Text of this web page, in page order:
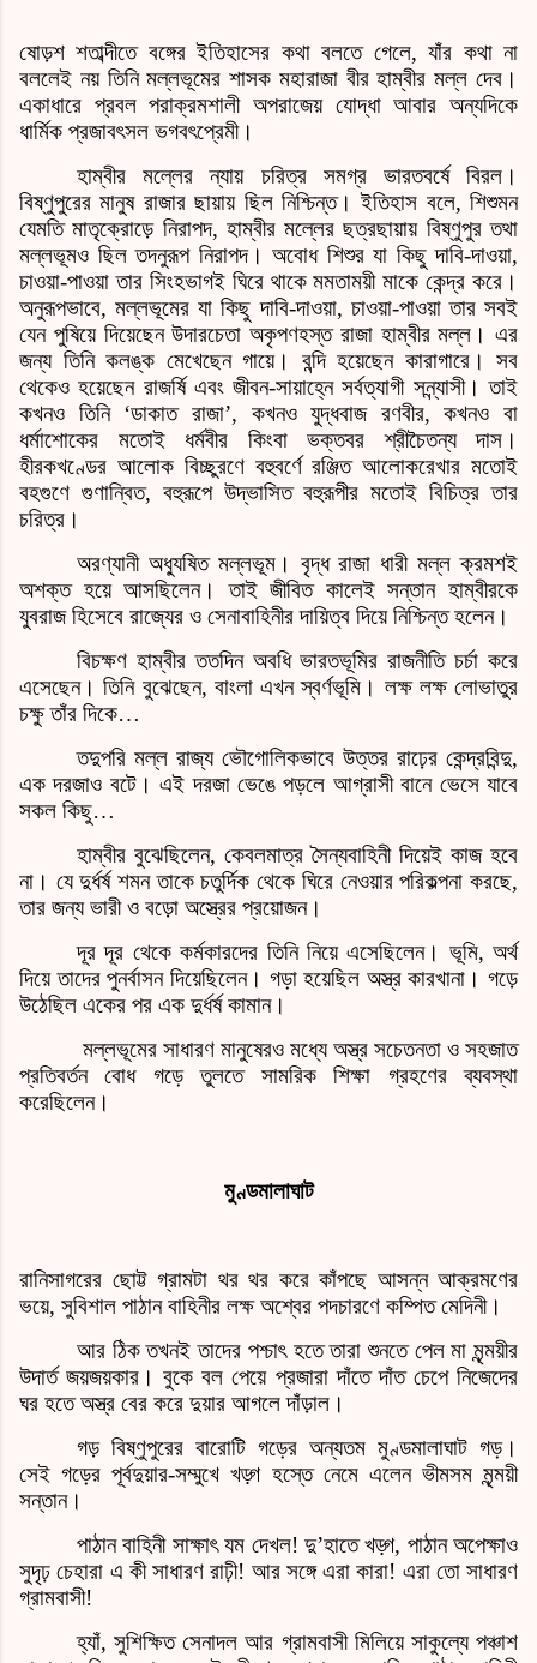
ষোড়শ শতাব্দীতে বঙ্গের ইতিহাসের কথা বলতে গেলে,যাঁর কথা না
বললেই নয় তিনি মল্লভূমের শাসক মহারাজা বীর হাম্বীর মল্ল দেব।
একাধারে প্রবল পরাক্রমশালী অপরাজেয় যোদ্ধা আবার অন্যদিকে
ধার্মিক প্রজাবৎসল ভগবৎপ্রেমী।
হাম্বীর মল্লের ন্যায় চরিত্র সমগ্র ভারতবর্ষে বিরল।
বিষ্ণুপুরের মানুষ রাজার ছায়ায় ছিল নিশ্চিন্ত। ইতিহাস বলে, শিশুমন
যেমতি মাতৃক্রোড়ে নিরাপদ, হাম্বীর মল্লের ছত্রছায়ায় বিষ্ণুপুর তথা
মল্লভূমও ছিল তদনুরূপ নিরাপদ। অবোধ শিশুর যা কিছু দাবি-দাওয়া,
চাওয়া-পাওয়া তার সিংহভাগই ঘিরে থাকে মমতাময়ী মাকে কেন্দ্র করে।
অনুরূপভাবে,মল্লভূমের যা কিছু দাবি-দাওয়া, চাওয়া-পাওয়া তার সবই
যেন পুষিয়ে দিয়েছেন উদারচেতা অকৃপণহস্ত রাজা হাম্বীর মল্ল। এর
জন্য তিনি কলঙ্ক মেখেছেন গায়ে। বন্দি হয়েছেন কারাগারে। সব
থেকেও হয়েছেন রাজর্ষি এবং জীবন-সায়াহ্নে সর্বত্যাগী সন্ন্যাসী। তাই
কখনও তিনি‘ডাকাত রাজা’, কখনও যুদ্ধবাজ রণবীর,কখনও বা
ধর্মাশোকের মতোই ধর্মবীর কিংবা ভক্তবর শ্রীচৈতন্য দাস।
হীরকখণ্ডের আলোক বিচ্ছুরণে বহুবর্ণে রঞ্জিত আলোকরেখার মতোই
বহগুণে গুণান্বিত, বহুরূপে উদ্ভাসিত বহুরূপীর মতোই বিচিত্র তার
চরিত্র।
অরণ্যানী অধ্যুষিত মল্লভূম। বৃদ্ধ রাজা ধারী মল্ল ক্রমশই
অশক্ত হয়ে আসছিলেন। তাই জীবিত কালেই সন্তান হাম্বীরকে
যুবরাজ হিসেবে রাজ্যের ও সেনাবাহিনীর দায়িত্ব দিয়ে নিশ্চিন্ত হলেন।
বিচক্ষণ হাম্বীর ততদিন অবধি ভারতভূমির রাজনীতি চর্চা করে
এসেছেন। তিনি বুঝেছেন, বাংলা এখন স্বর্ণভূমি। লক্ষ লক্ষ লোভাতুর
চক্ষু তাঁর দিকে…
তদুপরি মল্ল রাজ্য ভৌগোলিকভাবে উত্তর রাঢ়ের কেন্দ্রবিন্দু,
এক দরজাও বটে। এই দরজা ভেঙে পড়লে আগ্রাসী বানে ভেসে যাবে
সকল কিছু…
হাম্বীর বুঝেছিলেন, কেবলমাত্র সৈন্যবাহিনী দিয়েই কাজ হবে
না। যে দুর্ধর্ষ শমন তাকে চতুর্দিক থেকে ঘিরে নেওয়ার পরিকল্পনা করছে,
তার জন্য ভারী ও বড়ো অস্ত্রের প্রয়োজন।
দূর দূর থেকে কর্মকারদের তিনি নিয়ে এসেছিলেন। ভূমি, অর্থ
দিয়ে তাদের পুনর্বাসন দিয়েছিলেন। গড়া হয়েছিল অস্ত্র কারখানা। গড়ে
উঠেছিল একের পর এক দুর্ধর্ষ কামান।
মল্লভূমের সাধারণ মানুষেরও মধ্যে অস্ত্র সচেতনতা ও সহজাত
প্রতিবর্তন বোধ গড়ে তুলতে সামরিক শিক্ষা গ্রহণের ব্যবস্থা
করেছিলেন।
মুণ্ডমালাঘাট
রানিসাগরের ছোট্ট গ্রামটা থর থর করে কাঁপছে আসন্ন আক্রমণের
ভয়ে, সুবিশাল পাঠান বাহিনীর লক্ষ অশ্বের পদচারণে কম্পিত মেদিনী।
আর ঠিক তখনই তাদের পশ্চাৎ হতে তারা শুনতে পেল মা মৃন্ময়ীর
উদার্ত জয়জয়কার। বুকে বল পেয়ে প্রজারা দাঁতে দাঁত চেপে নিজেদের
ঘর হতে অস্ত্র বের করে দুয়ার আগলে দাঁড়াল।
গড় বিষ্ণুপুরের বারোটি গড়ের অন্যতম মুণ্ডমালাঘাট গড়।
সেই গড়ের পূর্বদুয়ার-সম্মুখে খড়্গ হস্তে নেমে এলেন ভীমসম মৃন্ময়ী
সন্তান।
পাঠান বাহিনী সাক্ষাৎ যম দেখল! দু’হাতে খড়্গ, পাঠান অপেক্ষাও
সুদৃঢ় চেহারা এ কী সাধারণ রাঢ়ী! আর সঙ্গে এরা কারা! এরা তো সাধারণ
গ্রামবাসী!
হ্যাঁ,সুশিক্ষিত সেনাদল আর গ্রামবাসী মিলিয়ে সাকুল্যে পঞ্চাশ